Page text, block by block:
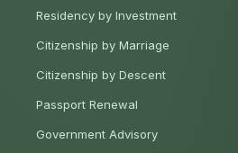
Residency by Investment
Citizenship by Marriage
Citizenship by Descent
Passport Renewal
Government Advisory